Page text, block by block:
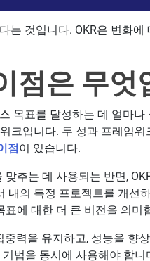
는 것입니다. OKR은 변화에
점은 무엇
목표를 달성하는 데 얼마
크입니다. 두 성과 프레임
점이 있습니다.
추는 데 사용되는 반면,
내의 특정 프로젝트를 개선
표에 대한 더 큰 비전을 의미
력을 유지하고, 성능을 향
법을 동시에 사용해야 합니